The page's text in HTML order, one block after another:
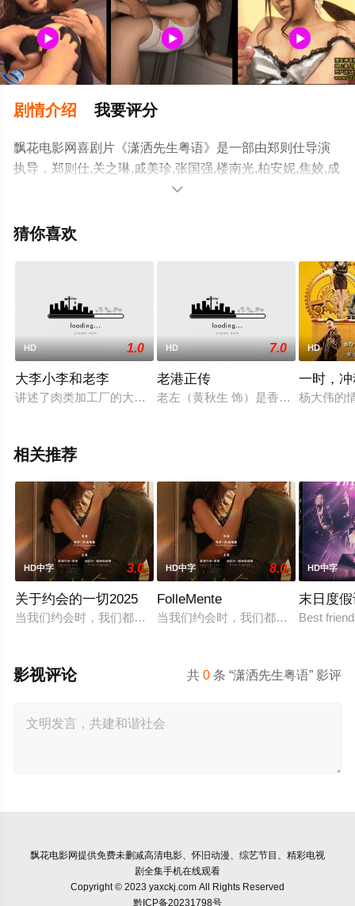
剧情介绍 我要评分
飘花电影网喜剧片《潇洒先生粤语》是一部由郑则仕导演
执导，郑则仕,关之琳,戚美珍,张国强,楼南光,柏安妮,焦姣,成
奎安,陆剑明,曹建南,龙天生,刘锡贤,叶伟信,劳剑华,黄一飞,
香港电影，手机免费观看高清无删减完整版电影大全就上

猜你喜欢
HD 1.0
大李小李和老李
讲述了肉类加工厂的大李和小李想方设法带动工人参加运动，
HD 7.0
老港正传
老左（黄秋生 饰）是香港老一代彻
HD
一时，
杨大伟的
相关推荐
HD中字 3.0
关于约会的一切2025
当我们约会时，我们都在想些什么？当内心的无数个“我”在争
HD中字 8.0
FolleMente
当我们约会时，我们都在想些什么？
HD中字
末日度
Best
共0 条 “潇洒先生粤语” 影评
影视评论
飘花电影网提供免费未删减高清电影、怀旧动漫、综艺节目、精彩电视
剧全集手机在线观看
Copyright © 2023 yaxckj.com All Rights Reserved
黔ICP备20231798号